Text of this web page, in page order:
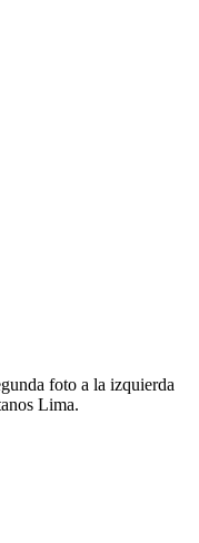
foto a la izquierda
Lima.